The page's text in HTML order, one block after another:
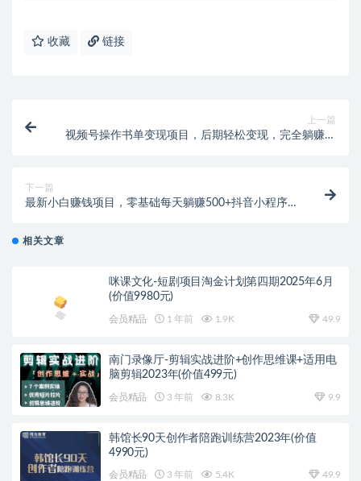
收藏 链接
上一篇
视频号操作书单变现项目，后期轻松变现，完全躺赚日
下一篇
最新小白赚钱项目，零基础每天躺赚500+抖音小程序实
相关文章
咪课文化-短剧项目淘金计划第四期2025年6月
(价值9980元)
会员精品 1 年前 1.9K 49.9
南门录像厅-剪辑实战进阶+创作思维课+适用电
脑剪辑2023年(价值499元)
会员精品 3 年前 8.3K 9.9
韩馆长90天创作者陪跑训练营2023年(价值
4990元)
会员精品 3 年前 5.4K 49.9